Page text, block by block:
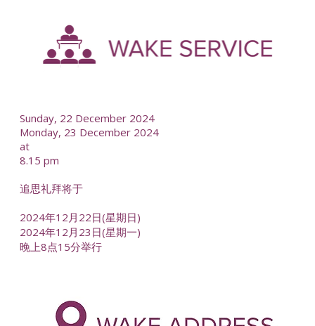
Sunday, 22 December 2024
Monday, 23 December 2024
at
8.15 pm
追思礼拜将于
2024年12月22日(星期日)
2024年12月23日(星期一)
晚上8点15分举行